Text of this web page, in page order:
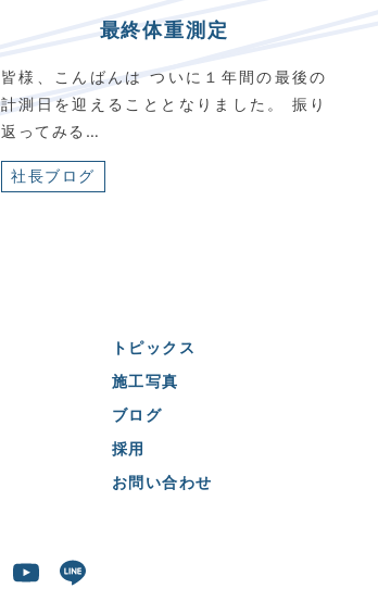
最終体重測定
皆様、こんばんは ついに１年間の最後の
計測日を迎えることとなりました。 振り
返ってみる…
社長ブログ
トピックス
施工写真
ブログ
採用
お問い合わせ